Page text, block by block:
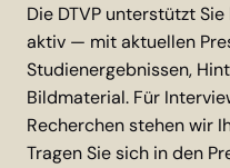
Die DTVP unterstützt
aktiv — mit aktuellen
Studienergebnissen,
Bildmaterial. Für
Recherchen stehen wir
Tragen Sie sich in den